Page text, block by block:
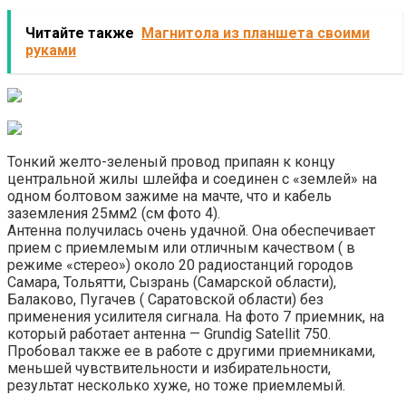
Читайте также Магнитола из планшета своими
руками
Тонкий желто-зеленый провод припаян к концу
центральной жилы шлейфа и соединен с «землей» на
одном болтовом зажиме на мачте, что и кабель
заземления 25мм2 (см фото 4).
Антенна получилась очень удачной. Она обеспечивает
прием с приемлемым или отличным качеством ( в
режиме «стерео») около 20 радиостанций городов
Самара, Тольятти, Сызрань (Самарской области),
Балаково, Пугачев ( Саратовской области) без
применения усилителя сигнала. На фото 7 приемник, на
который работает антенна — Grundig Satellit 750.
Пробовал также ее в работе с другими приемниками,
меньшей чувствительности и избирательности,
результат несколько хуже, но тоже приемлемый.